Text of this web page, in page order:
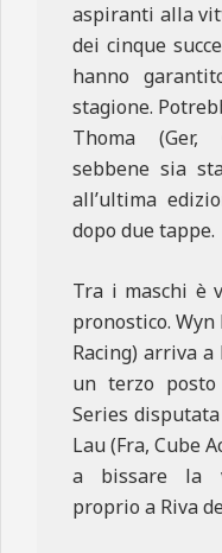
aspiranti alla
dei cinque
hanno
stagione.
Thoma (Ger,
sebbene sia
all’ultima
dopo due tappe.
Tra i maschi è
pronostico.
Racing) arriva a
un terzo
Series
Lau (Fra, Cube
a bissare la
proprio a Riva